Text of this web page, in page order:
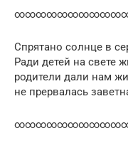
Спрятано солнце в
Ради детей на свете
родители дали нам
не прервалась